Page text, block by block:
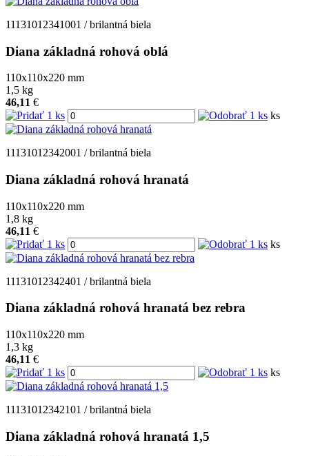
11131012341001 / brilantná biela
Diana základná rohová oblá
110x110x220 mm
1,5 kg
46,11 €
ks
11131012342001 / brilantná biela
Diana základná rohová hranatá
110x110x220 mm
1,8 kg
46,11 €
ks
11131012342401 / brilantná biela
Diana základná rohová hranatá bez rebra
110x110x220 mm
1,3 kg
46,11 €
ks
11131012342101 / brilantná biela
Diana základná rohová hranatá 1,5